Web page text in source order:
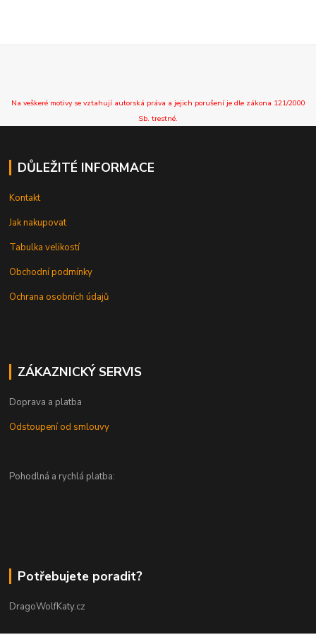
Na veškeré motivy se vztahují autorská práva a jejich porušení je dle zákona 121/2000
Sb. trestné.
DŮLEŽITÉ INFORMACE
Kontakt
Jak nakupovat
Tabulka velikostí
Obchodní podmínky
Ochrana osobních údajů
ZÁKAZNICKÝ SERVIS
Doprava a platba
Odstoupení od smlouvy
Pohodlná a rychlá platba:
Potřebujete poradit?
DragoWolfKaty.cz